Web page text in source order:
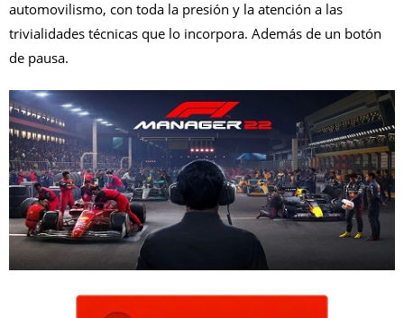
automovilismo, con toda la presión y la atención a las
trivialidades técnicas que lo incorpora. Además de un botón
de pausa.